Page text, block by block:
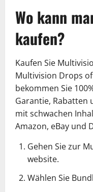
Wo kann
kaufen?
Kaufen Sie
Multivision Drops
bekommen Sie
Garantie, Rabatten
mit schwachen
Amazon, eBay und
Gehen Sie zur
website.
Wählen Sie